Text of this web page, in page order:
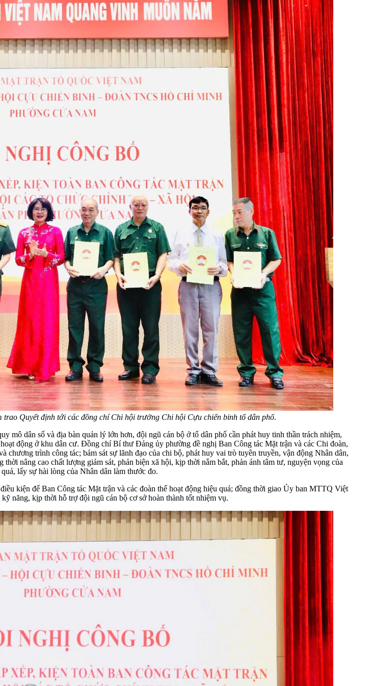
Quyết định tới các đồng chí Chi hội trưởng Chi hội Cựu chiến binh tổ dân phố.
dân số và địa bàn quản lý lớn hơn, đội ngũ cán bộ ở tổ dân phố cần phát huy tinh thần trách nhiệm,
động ở khu dân cư. Đồng chí Bí thư Đảng ủy phường đề nghị Ban Công tác Mặt trận và các Chi đoàn,
trình công tác; bám sát sự lãnh đạo của chi bộ, phát huy vai trò tuyên truyền, vận động Nhân dân,
nâng cao chất lượng giám sát, phản biện xã hội, kịp thời nắm bắt, phản ánh tâm tư, nguyện vọng của
lấy sự hài lòng của Nhân dân làm thước đo.
kiện để Ban Công tác Mặt trận và các đoàn thể hoạt động hiệu quả; đồng thời giao Ủy ban MTTQ Việt
năng, kịp thời hỗ trợ đội ngũ cán bộ cơ sở hoàn thành tốt nhiệm vụ.